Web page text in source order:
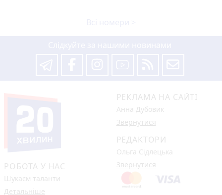
РОБОТА У НАС
Шукаєм таланти
Детальніше
РЕКЛАМА НА САЙТІ
Анна Дубовик
Звернутися
РЕДАКТОРИ
Ольга Сідлецька
Звернутися